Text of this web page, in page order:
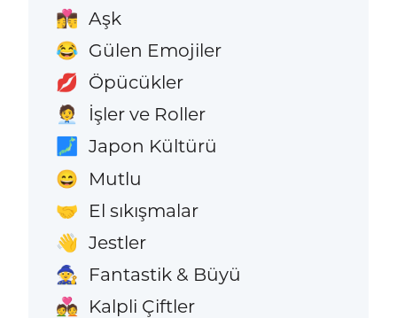
👩‍❤️‍💋‍👨 Aşk
😂 Gülen Emojiler
💋 Öpücükler
🧑‍💼 İşler ve Roller
🗾 Japon Kültürü
😄 Mutlu
🤝 El sıkışmalar
👋 Jestler
🧙 Fantastik & Büyü
💑 Kalpli Çiftler